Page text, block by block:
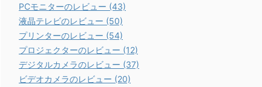
PCモニターのレビュー (43)
液晶テレビのレビュー (50)
プリンターのレビュー (54)
プロジェクターのレビュー (12)
デジタルカメラのレビュー (37)
ビデオカメラのレビュー (20)